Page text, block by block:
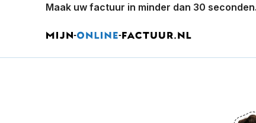
Maak uw factuur in minder dan 30 seconden.